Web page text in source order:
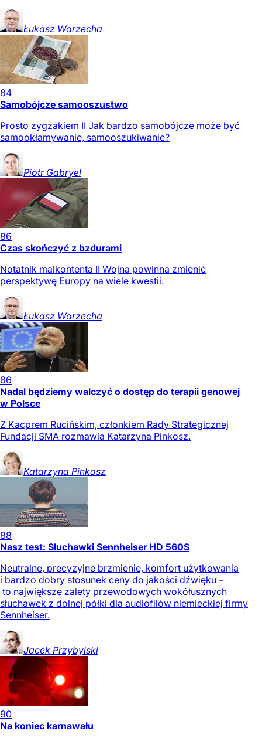
Łukasz Warzecha
84
Samobójcze samooszustwo
Prosto zygzakiem II Jak bardzo samobójcze może być
samookłamywanie, samooszukiwanie?
Piotr Gabryel
86
Czas skończyć z bzdurami
Notatnik malkontenta II Wojna powinna zmienić
perspektywę Europy na wiele kwestii.
Łukasz Warzecha
86
Nadal będziemy walczyć o dostęp do terapii genowej
w Polsce
Z Kacprem Rucińskim, członkiem Rady Strategicznej
Fundacji SMA rozmawia Katarzyna Pinkosz.
Katarzyna Pinkosz
88
Nasz test: Słuchawki Sennheiser HD 560S
Neutralne, precyzyjne brzmienie, komfort użytkowania
i bardzo dobry stosunek ceny do jakości dźwięku –
to największe zalety przewodowych wokółusznych
słuchawek z dolnej półki dla audiofilów niemieckiej firmy
Sennheiser.
Jacek Przybylski
90
Na koniec karnawału